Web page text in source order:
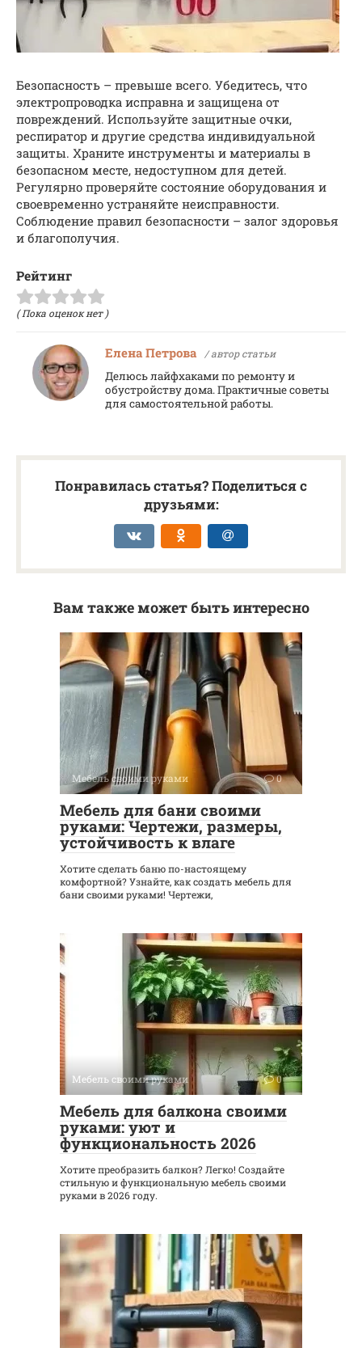
Безопасность – превыше всего. Убедитесь, что
электропроводка исправна и защищена от
повреждений. Используйте защитные очки,
респиратор и другие средства индивидуальной
защиты. Храните инструменты и материалы в
безопасном месте, недоступном для детей.
Регулярно проверяйте состояние оборудования и
своевременно устраняйте неисправности.
Соблюдение правил безопасности – залог здоровья
и благополучия.
Рейтинг
( Пока оценок нет )
Елена Петрова / автор статьи
Делюсь лайфхаками по ремонту и
обустройству дома. Практичные советы
для самостоятельной работы.
Понравилась статья? Поделиться с
друзьями:
Вам также может быть интересно
Мебель своими руками 0
Мебель для бани своими
руками: Чертежи, размеры,
устойчивость к влаге
Хотите сделать баню по-настоящему
комфортной? Узнайте, как создать мебель для
бани своими руками! Чертежи,
Мебель своими руками 0
Мебель для балкона своими
руками: уют и
функциональность 2026
Хотите преобразить балкон? Легко! Создайте
стильную и функциональную мебель своими
руками в 2026 году.